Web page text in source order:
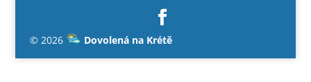
© 2026 Dovolená na Krétě